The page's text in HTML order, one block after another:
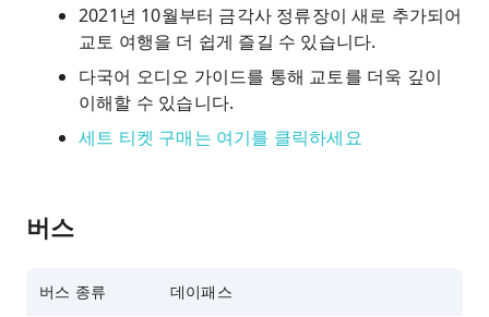
2021년 10월부터 금각사 정류장이 새로 추가되어
교토 여행을 더 쉽게 즐길 수 있습니다.
다국어 오디오 가이드를 통해 교토를 더욱 깊이
이해할 수 있습니다.
세트 티켓 구매는 여기를 클릭하세요
버스
버스 종류 데이패스